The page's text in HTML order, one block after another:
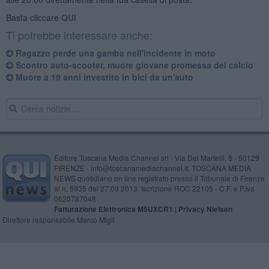
Basta cliccare QUI
Ti potrebbe interessare anche:
Ragazzo perde una gamba nell'incidente in moto
Scontro auto-scooter, muore giovane promessa del calcio
Muore a 19 anni investito in bici da un'auto
Editore Toscana Media Channel srl - Via Dei Martelli, 8 - 50129
FIRENZE - info@toscanamediachannel.it. TOSCANA MEDIA
NEWS quotidiano on line registrato presso il Tribunale di Firenze
al n. 5935 del 27.09.2013. Iscrizione ROC 22105 - C.F. e P.Iva
0620787048
Fatturazione Elettronica M5UXCR1 | Privacy Nielsen
Direttore responsabile Marco Migli